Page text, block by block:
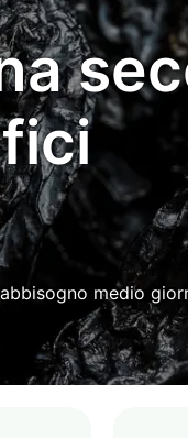
medio